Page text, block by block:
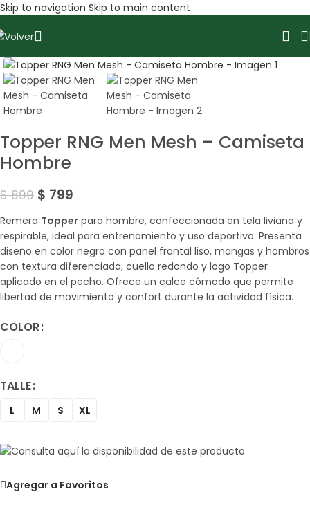
Skip to navigation Skip to main content
SALE
Topper RNG Men Mesh – Camiseta
Hombre
$899 $ 799
Remera Topper para hombre, confeccionada en tela liviana y
respirable, ideal para entrenamiento y uso deportivo. Presenta
diseño en color negro con panel frontal liso, mangas y hombros
con textura diferenciada, cuello redondo y logo Topper
aplicado en el pecho. Ofrece un calce cómodo que permite
libertad de movimiento y confort durante la actividad física.
COLOR
TALLE
L M S XL
Agregar a Favoritos